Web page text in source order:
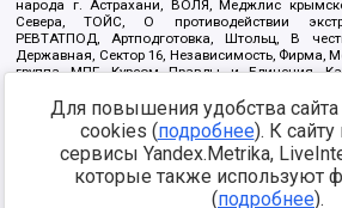
народа г. Астрахани, ВОЛЯ, Меджлис
Севера, ТОЙС, О противодействии
РЕВТАТПОД, Артподготовка, Штольц, В
Державная, Сектор 16, Независимость, Фирма,
группа МПГ, Курсом Правды и Единения,
Благотворительный пансионат Ак Умут,
Арестантское уголовное единство, Башкорт,
Дафа, Иртыш Ultras, Русский
Сибирский державный союз, Фонд борьбы с
граждан, Штабы Навального, Совет граждан
Для повышения удобства
cookies (подробнее). К
сервисы Yandex.Metrika,
которые также используют
(подробнее).